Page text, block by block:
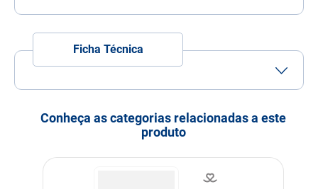
Ficha Técnica
Gatos
Modo de uso
Para utilizar o comedouro
de gatos e cachorros, basta
encher o recipiente com a
Conheça as categorias relacionadas a este
produto